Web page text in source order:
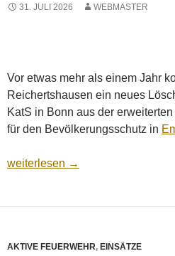
31. JULI 2026 WEBMASTER
Vor etwas mehr als einem Jahr
Reichertshausen ein neues
KatS in Bonn aus der
für den Bevölkerungsschutz in
Indienststellung LF 20 KatS
weiterlesen →
AKTIVE FEUERWEHR, EINSÄTZE